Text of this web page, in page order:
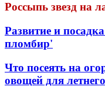
Россыпь звезд на
Развитие и
пломбир'
Что посеять на
овощей для